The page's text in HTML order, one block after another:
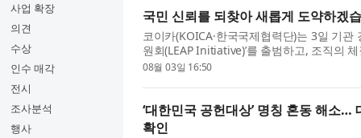
사업 확장
의견
수상
인수 매각
전시
조사분석
행사
국민 신뢰를 되찾아 새롭게 도약하겠
코이카(KOICA·한국국제협력단)는 3일 기
원회(LEAP Initiative)’를 출범하고, 조직의
공석의 비상경영체제에서 흔들...
08월 03일 16:50
‘대한민국 공헌대상’ 명칭 혼동 해소
확인